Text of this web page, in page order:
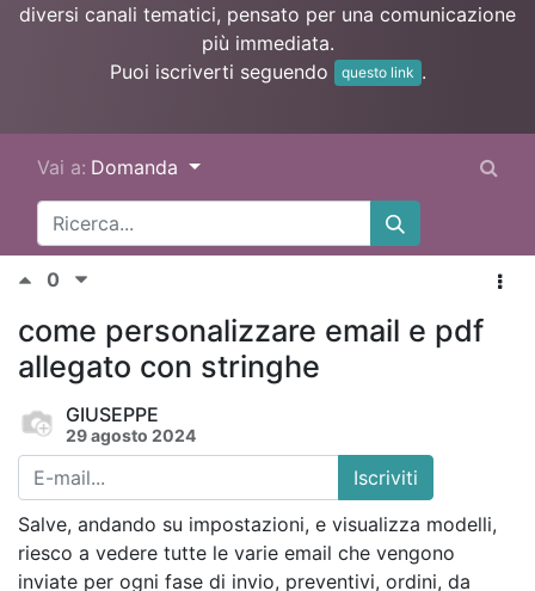
diversi canali tematici, pensato per una comunicazione
più immediata.
Puoi iscriverti seguendo
questo link .
Vai a: Domanda
0
come personalizzare email e pdf
allegato con stringhe
GIUSEPPE
29 agosto 2024
Iscriviti
Salve, andando su impostazioni, e visualizza modelli,
riesco a vedere tutte le varie email che vengono
inviate per ogni fase di invio, preventivi, ordini, da